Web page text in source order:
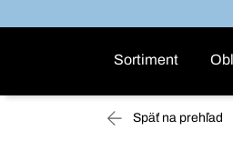
Sortiment
Späť na prehľad